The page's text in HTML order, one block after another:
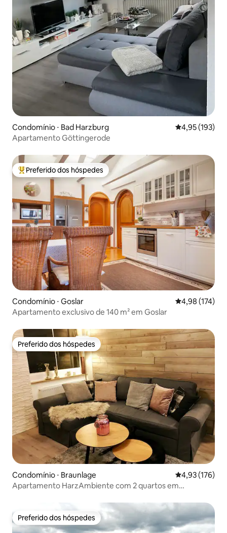
Condomínio ⋅ Bad Harzburg 4,95 de uma
4,95 (193)
Apartamento Göttingerode
Entre os melhores preferidos dos hóspedes
Preferido dos hóspedes
Condomínio ⋅ Goslar 4,98 de uma
4,98 (174)
Apartamento exclusivo de 140 m² em Goslar
Preferido dos hóspedes
Preferido dos hóspedes
Condomínio ⋅ Braunlage 4,93 de uma
4,93 (176)
Apartamento HarzAmbiente com 2 quartos em
Preferido dos hóspedes
Preferido dos hóspedes